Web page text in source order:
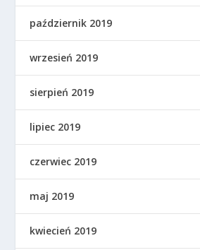
październik 2019
wrzesień 2019
sierpień 2019
lipiec 2019
czerwiec 2019
maj 2019
kwiecień 2019